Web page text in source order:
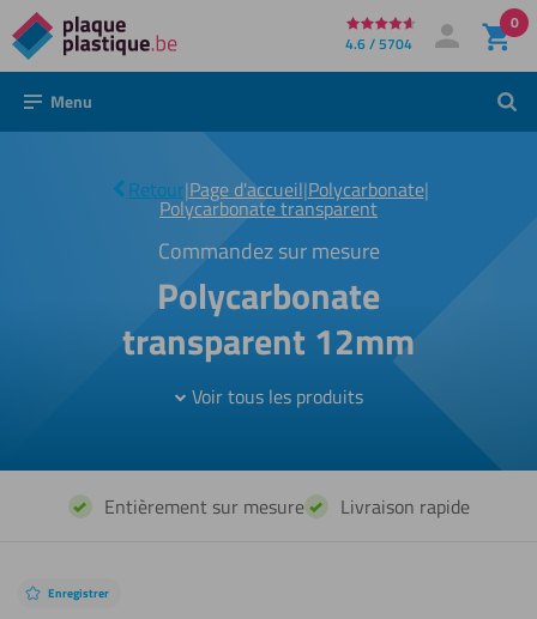
Directement
au
contenu
4.6 / 5704 Mon compte
Se connecter
0
Menu
Retour|Page d'accueil|Polycarbonate|
Polycarbonate transparent
|12mm
Polycarbonate
transparent 12mm
Commandez sur mesure
Voir tous les produits
Entièrement sur mesure Livraison rapide
Enregistrer